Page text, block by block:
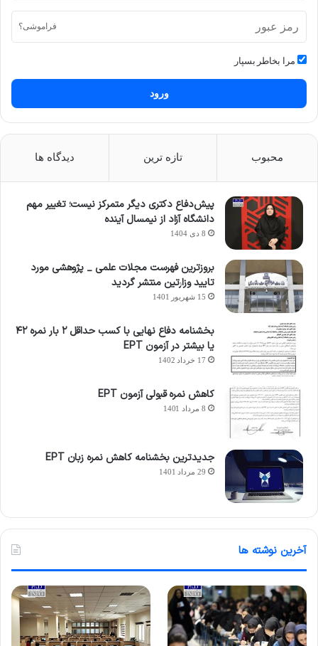
فراموشی؟
مرا بخاطر بسپار
ورود
محبوب تازه ترین دیدگاه ها
پیش‌دفاع دکتری دیگر متمرکز نیست؛ تغییر مهم
دانشگاه آزاد از نیمسال آینده
8 دی 1404
بروزترین فهرست مجلات علمی _ پژوهشی مورد
تایید وزارتین منتشر گردید
15 شهریور 1401
بخشنامه دفاع نهایی با کسب حداقل ۲ بار نمره ۴۲
یا بیشتر در آزمون EPT
17 خرداد 1402
کاهش نمره قبولی آزمون EPT
8 مرداد 1401
جدیدترین بخشنامه کاهش نمره زبان EPT
29 مرداد 1401
آخرین نوشته ها